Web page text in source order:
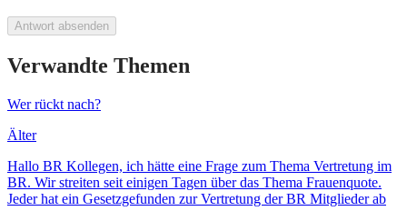
Antwort absenden
Verwandte Themen
Wer rückt nach?
Älter
Hallo BR Kollegen, ich hätte eine Frage zum Thema Vertretung im
BR. Wir streiten seit einigen Tagen über das Thema Frauenquote.
Jeder hat ein Gesetzgefunden zur Vertretung der BR Mitglieder ab